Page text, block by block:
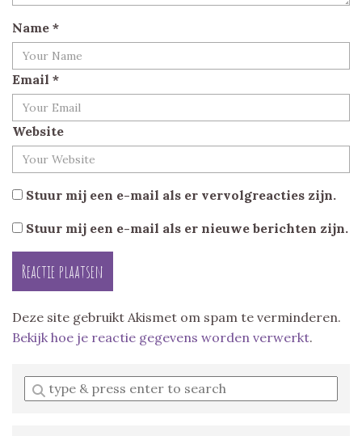
Name *
Email *
Website
Stuur mij een e-mail als er vervolgreacties zijn.
Stuur mij een e-mail als er nieuwe berichten zijn.
Deze site gebruikt Akismet om spam te verminderen.
Bekijk hoe je reactie gegevens worden verwerkt.
Enter
a